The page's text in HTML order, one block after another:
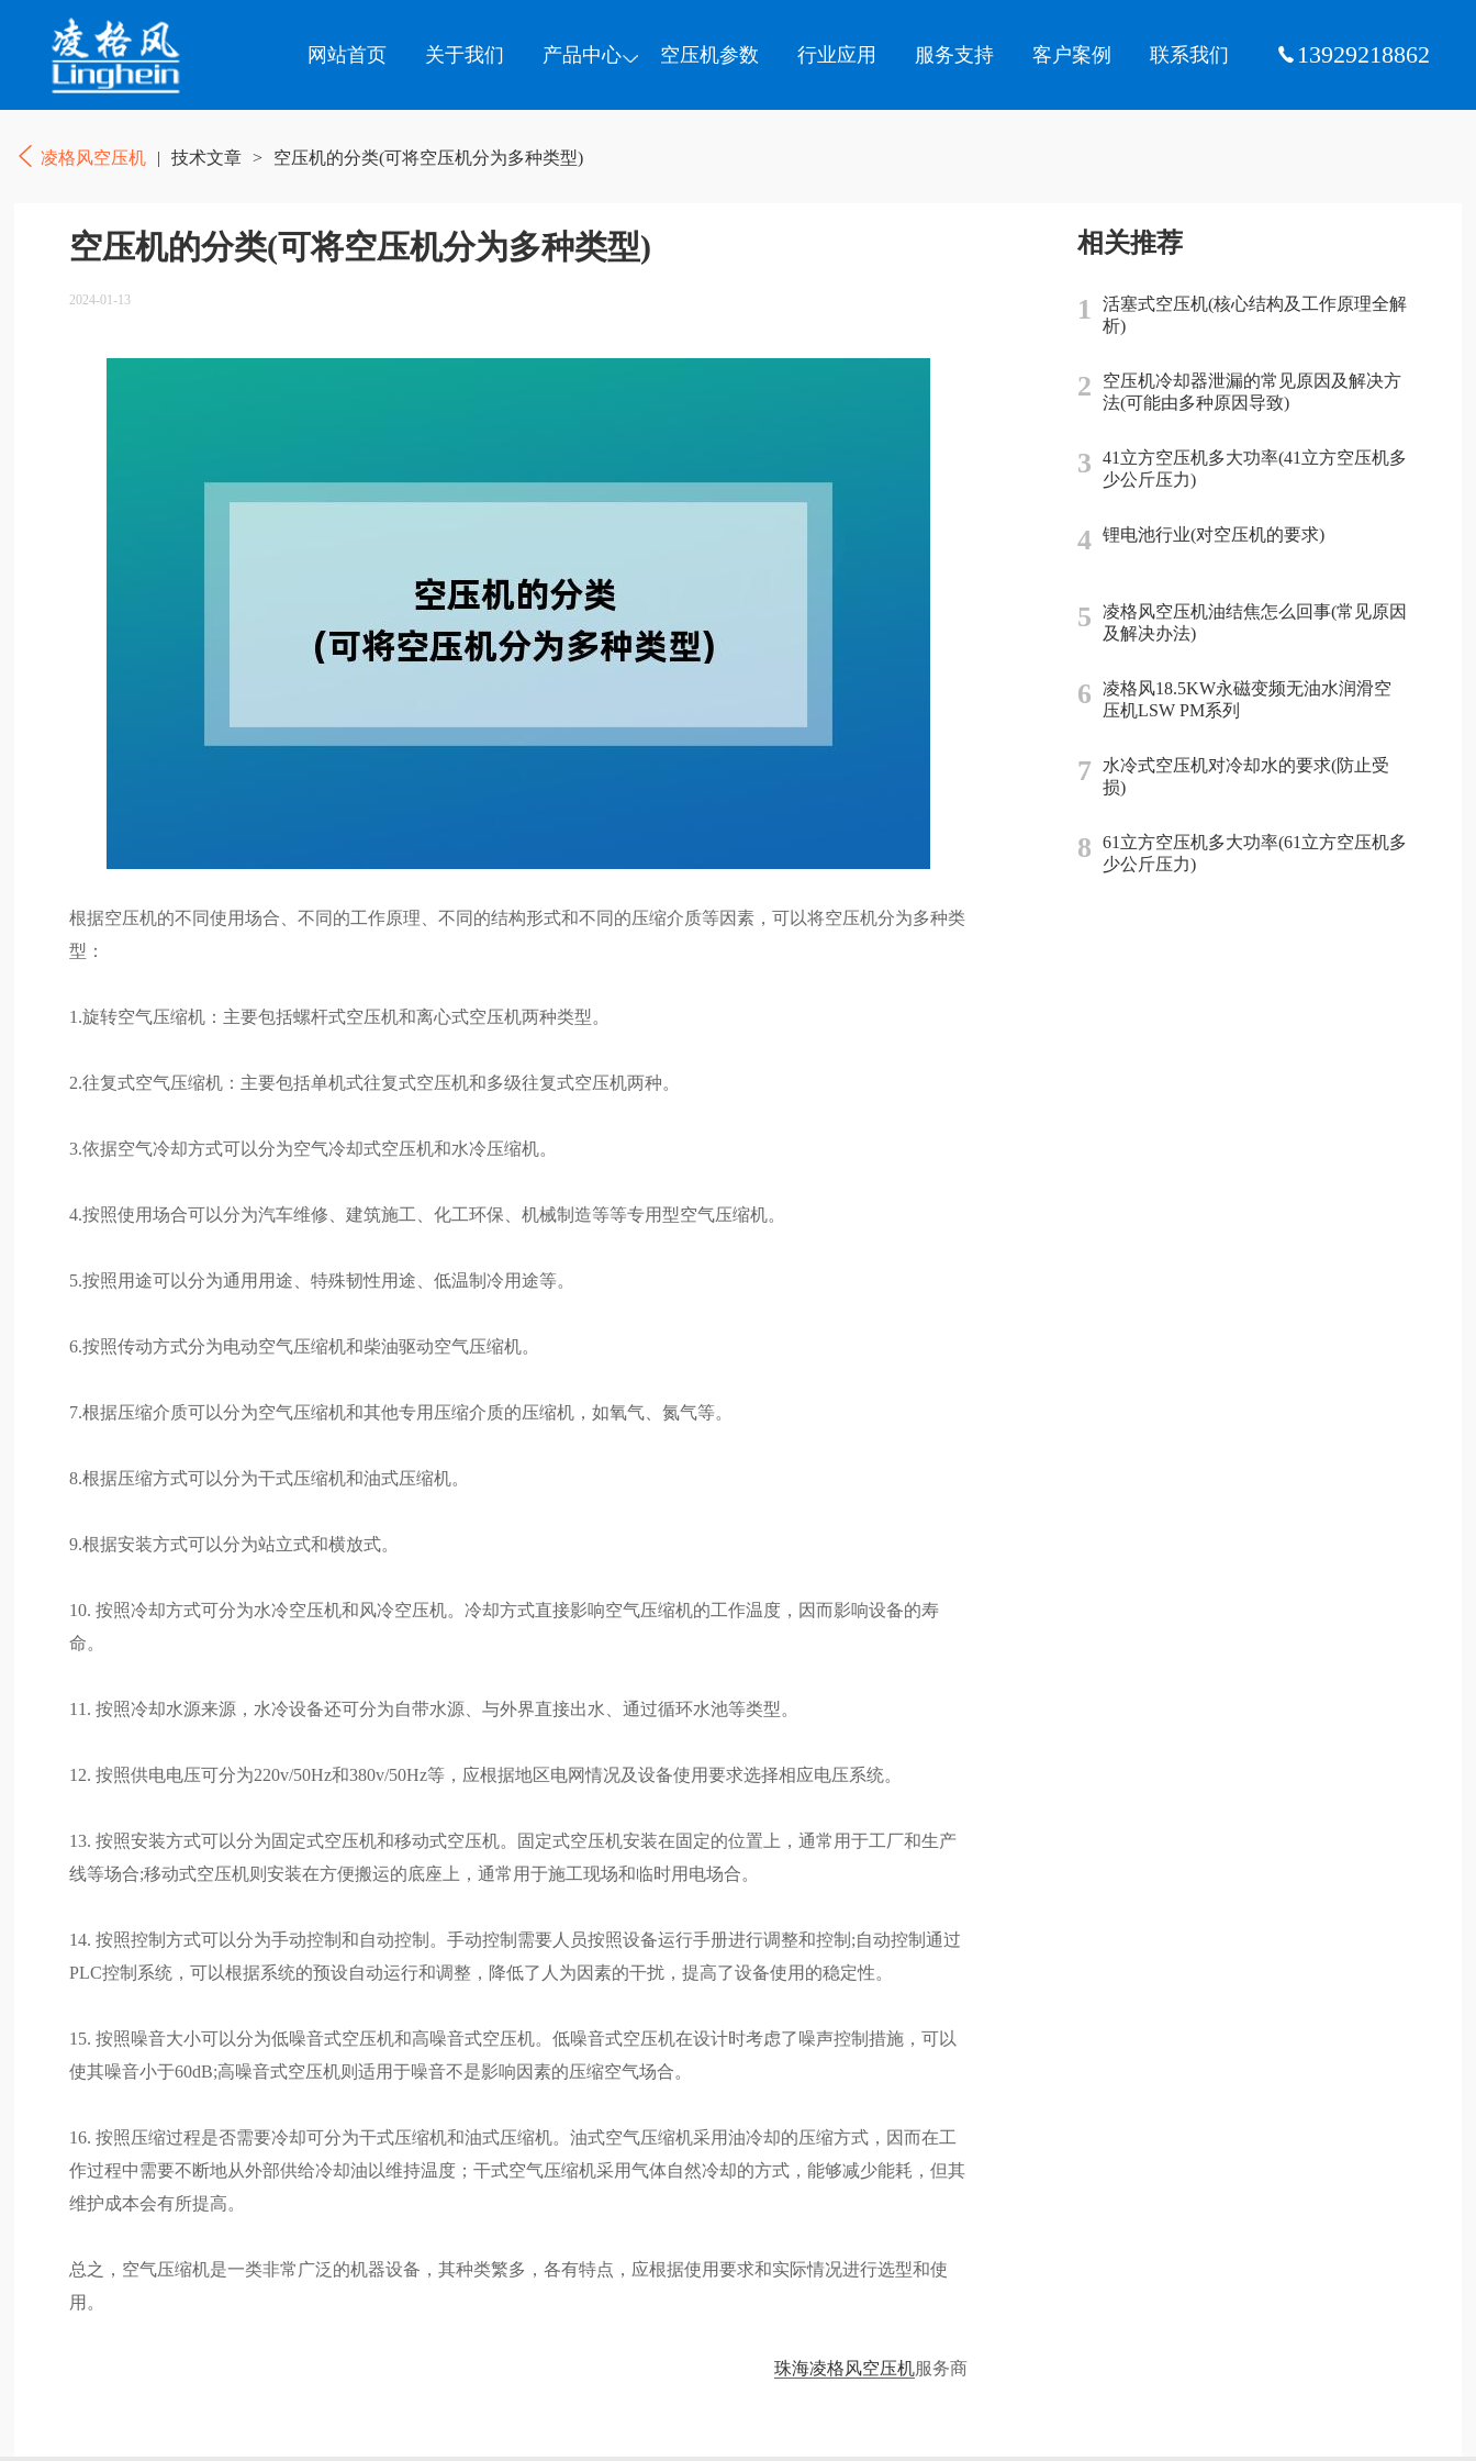
网站首页 关于我们 产品中心 空压机参数 行业应用 服务支持 客户案例 联系我们 13929218862
凌格风空压机 | 技术文章 > 空压机的分类(可将空压机分为多种类型)
空压机的分类(可将空压机分为多种类型)
2024-01-13
根据空压机的不同使用场合、不同的工作原理、不同的结构形式和不同的压缩介质等因素，可以将空压机分为多种类
型：
1.旋转空气压缩机：主要包括螺杆式空压机和离心式空压机两种类型。
2.往复式空气压缩机：主要包括单机式往复式空压机和多级往复式空压机两种。
3.依据空气冷却方式可以分为空气冷却式空压机和水冷压缩机。
4.按照使用场合可以分为汽车维修、建筑施工、化工环保、机械制造等等专用型空气压缩机。
5.按照用途可以分为通用用途、特殊韧性用途、低温制冷用途等。
6.按照传动方式分为电动空气压缩机和柴油驱动空气压缩机。
7.根据压缩介质可以分为空气压缩机和其他专用压缩介质的压缩机，如氧气、氮气等。
8.根据压缩方式可以分为干式压缩机和油式压缩机。
9.根据安装方式可以分为站立式和横放式。
10. 按照冷却方式可分为水冷空压机和风冷空压机。冷却方式直接影响空气压缩机的工作温度，因而影响设备的寿
命。
11. 按照冷却水源来源，水冷设备还可分为自带水源、与外界直接出水、通过循环水池等类型。
12. 按照供电电压可分为220v/50Hz和380v/50Hz等，应根据地区电网情况及设备使用要求选择相应电压系统。
13. 按照安装方式可以分为固定式空压机和移动式空压机。固定式空压机安装在固定的位置上，通常用于工厂和生产
线等场合;移动式空压机则安装在方便搬运的底座上，通常用于施工现场和临时用电场合。
14. 按照控制方式可以分为手动控制和自动控制。手动控制需要人员按照设备运行手册进行调整和控制;自动控制通过
PLC控制系统，可以根据系统的预设自动运行和调整，降低了人为因素的干扰，提高了设备使用的稳定性。
15. 按照噪音大小可以分为低噪音式空压机和高噪音式空压机。低噪音式空压机在设计时考虑了噪声控制措施，可以
使其噪音小于60dB;高噪音式空压机则适用于噪音不是影响因素的压缩空气场合。
16. 按照压缩过程是否需要冷却可分为干式压缩机和油式压缩机。油式空气压缩机采用油冷却的压缩方式，因而在工
作过程中需要不断地从外部供给冷却油以维持温度；干式空气压缩机采用气体自然冷却的方式，能够减少能耗，但其
维护成本会有所提高。
总之，空气压缩机是一类非常广泛的机器设备，其种类繁多，各有特点，应根据使用要求和实际情况进行选型和使
用。
珠海凌格风空压机服务商
相关推荐
1
活塞式空压机(核心结构及工作原理全解
析)
2
空压机冷却器泄漏的常见原因及解决方
法(可能由多种原因导致)
3
41立方空压机多大功率(41立方空压机多
少公斤压力)
4 锂电池行业(对空压机的要求)
5
凌格风空压机油结焦怎么回事(常见原因
及解决办法)
6
凌格风18.5KW永磁变频无油水润滑空
压机LSW PM系列
7
水冷式空压机对冷却水的要求(防止受
损)
8
61立方空压机多大功率(61立方空压机多
少公斤压力)